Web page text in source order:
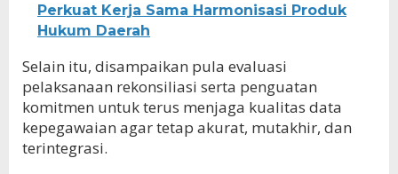
Perkuat Kerja Sama Harmonisasi Produk
Hukum Daerah
Selain itu, disampaikan pula evaluasi
pelaksanaan rekonsiliasi serta penguatan
komitmen untuk terus menjaga kualitas data
kepegawaian agar tetap akurat, mutakhir, dan
terintegrasi.